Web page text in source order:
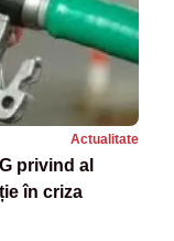
Actualitate
privind al
în criza